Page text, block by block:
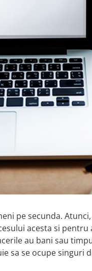
pe secunda.
acesta si
au bani sau
sa se ocupe singuri